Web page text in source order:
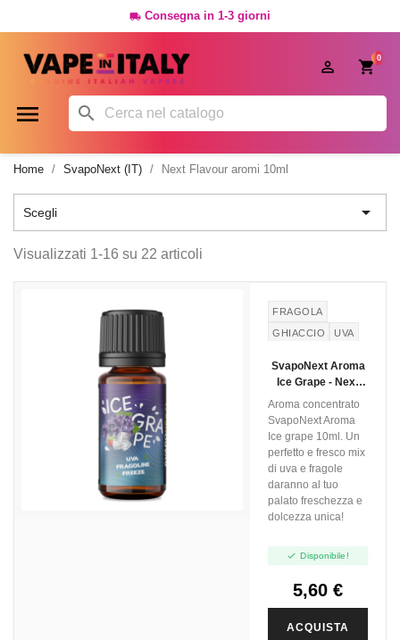
 Consegna in 1-3 giorni
0

 
Home SvapoNext (IT) Next Flavour aromi 10ml
Scegli 
Visualizzati 1-16 su 22 articoli
FRAGOLA
GHIACCIO
UVA
SvapoNext Aroma
Ice Grape - Next
Flavour - 10ml
Aroma concentrato
SvapoNext Aroma
Ice grape 10ml. Un
perfetto e fresco mix
di uva e fragole
daranno al tuo
palato freschezza e
dolcezza unica!
 Disponibile!
5,60 €
ACQUISTA